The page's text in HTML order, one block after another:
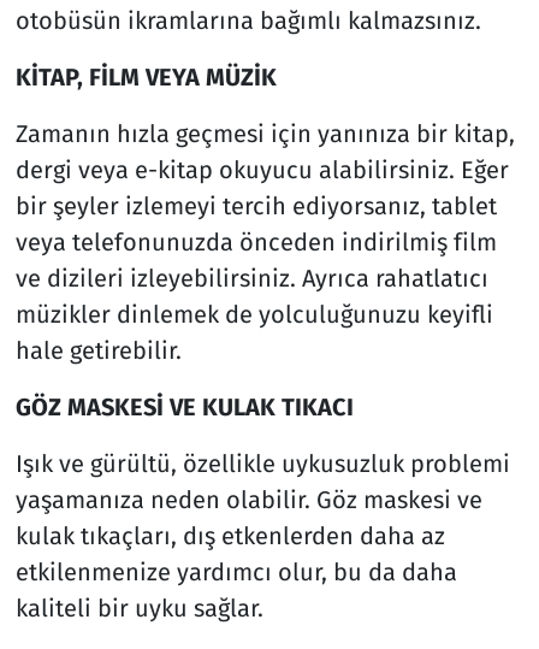
otobüsün ikramlarına bağımlı kalmazsınız.
KİTAP, FİLM VEYA MÜZİK
Zamanın hızla geçmesi için yanınıza bir kitap,
dergi veya e-kitap okuyucu alabilirsiniz. Eğer
bir şeyler izlemeyi tercih ediyorsanız, tablet
veya telefonunuzda önceden indirilmiş film
ve dizileri izleyebilirsiniz. Ayrıca rahatlatıcı
müzikler dinlemek de yolculuğunuzu keyifli
hale getirebilir.
GÖZ MASKESİ VE KULAK TIKACI
Işık ve gürültü, özellikle uykusuzluk problemi
yaşamanıza neden olabilir. Göz maskesi ve
kulak tıkaçları, dış etkenlerden daha az
etkilenmenize yardımcı olur, bu da daha
kaliteli bir uyku sağlar.